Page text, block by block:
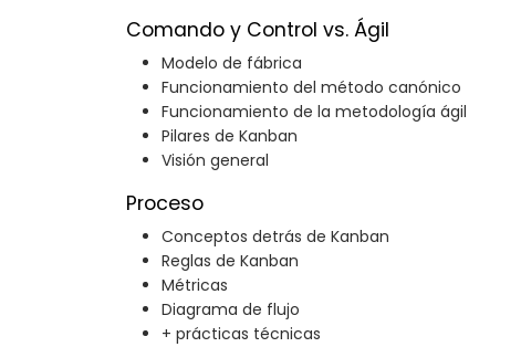
Comando y Control vs. Ágil
Modelo de fábrica
Funcionamiento del método canónico
Funcionamiento de la metodología ágil
Pilares de Kanban
Visión general
Proceso
Conceptos detrás de Kanban
Reglas de Kanban
Métricas
Diagrama de flujo
+ prácticas técnicas